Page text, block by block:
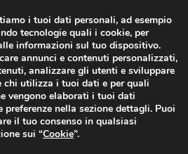
volta che commento.
i tuoi dati personali, ad esempio
tecnologie quali i cookie, per
informazioni sul tuo dispositivo.
annunci e contenuti personalizzati,
analizzare gli utenti e sviluppare
chi utilizza i tuoi dati e per quali
vengono elaborati i tuoi dati
nella sezione dettagli. Puoi
il tuo consenso in qualsiasi
sui “Cookie”.